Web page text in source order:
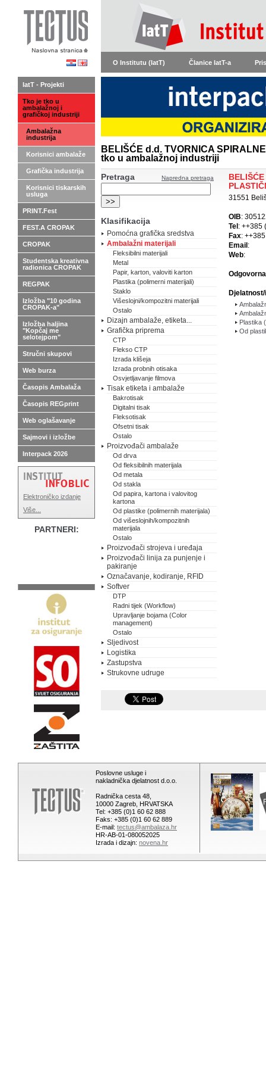
O Institutu (IatT) Članice IatT-a
BELIŠĆE d.d. TVORNICA
tko u ambalažnoj industriji
Napredna pretraga
Pretraga
Klasifikacija
Pomoćna grafička sredstva
Ambalažni materijali
Fleksibilni materijali
Metal
Papir, karton, valoviti karton
Plastika (polimerni materijali)
Staklo
Višeslojni/kompozitni materijali
Ostalo
Dizajn ambalaže, etiketa...
Grafička priprema
CTP
Flekso CTP
Izrada klišeja
Izrada probnih otisaka
Osvjetljavanje filmova
Tisak etiketa i ambalaže
Bakrotisak
Digitalni tisak
Fleksotisak
Ofsetni tisak
Ostalo
Proizvođači ambalaže
Od drva
Od fleksibilnih materijala
Od metala
Od stakla
Od papira, kartona i valovitog
kartona
Od plastike (polimernih materijala)
Od višeslojnih/kompozitnih
materijala
Ostalo
Proizvođači strojeva i uređaja
Proizvođači linija za punjenje i
pakiranje
Označavanje, kodiranje, RFID
Softver
DTP
Radni tijek (Workflow)
Upravljanje bojama (Color
management)
Ostalo
Sljedivost
Logistika
Zastupstva
Strukovne udruge
31551
OIB:
Tel : ++385
Fax:
Email :
Web:
Djelatnost/i
Plastika
Od
IatT - Projekti
Tko je tko u
ambalažnoj i
grafičkoj industriji
Ambalažna
industrija
Korisnici ambalaže
Grafička industrija
Korisnici tiskarskih
usluga
PRINT.Fest
FEST.A CROPAK
CROPAK
Studentska kreativna
radionica CROPAK
REGPAK
Izložba "10 godina
CROPAK-a"
Izložba haljina
"Kopčaj me
selotejpom"
Stručni skupovi
Web burza
Časopis Ambalaža
Časopis REGprint
Web oglašavanje
Sajmovi i izložbe
Interpack 2026
Elektroničko izdanje
Više...
PARTNERI:
Poslovne usluge i
nakladnička djelatnost d.o.o.
Radnička cesta 48,
10000 Zagreb, HRVATSKA
Tel: +385 (0)1 60 62 888
Faks: +385 (0)1 60 62 889
E-mail: tectus@ambalaza.hr
HR-AB-01-080052025
Izrada i dizajn: novena.hr